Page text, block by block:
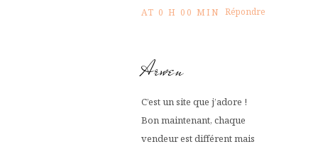
AT 0 H 00 MIN Répondre
Arwen
C’est un site que j’adore !
Bon maintenant, chaque
vendeur est différent mais